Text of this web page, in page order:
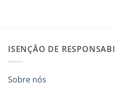
ISENÇÃO DE
Sobre nós